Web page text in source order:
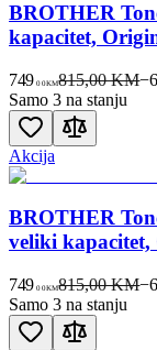
BROTHER
kapacitet,
749 00KM815,00 KM−
Samo 3 na stanju
Akcija
BROTHER
veliki kapacitet,
749 00KM815,00 KM−
Samo 3 na stanju